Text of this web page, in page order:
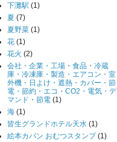
下灘駅 (1)
夏 (7)
夏野菜 (1)
花 (1)
花火 (2)
会社・企業・工場・食品・冷蔵
庫・冷凍庫・製造・エアコン・室
外機・日よけ・遮熱・カバー・節
電・節約・エコ・CO2・電気・デ
マンド・節電 (1)
海 (1)
皆生グランドホテル天水 (1)
絵本カバン おむつスタンプ (1)